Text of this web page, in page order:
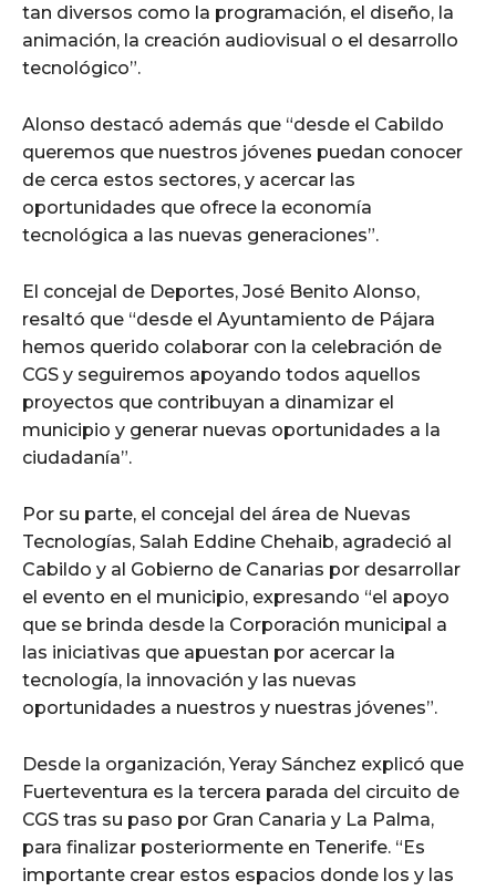
tan diversos como la programación, el diseño, la
animación, la creación audiovisual o el desarrollo
tecnológico”.
Alonso destacó además que “desde el Cabildo
queremos que nuestros jóvenes puedan conocer
de cerca estos sectores, y acercar las
oportunidades que ofrece la economía
tecnológica a las nuevas generaciones”.
El concejal de Deportes, José Benito Alonso,
resaltó que “desde el Ayuntamiento de Pájara
hemos querido colaborar con la celebración de
CGS y seguiremos apoyando todos aquellos
proyectos que contribuyan a dinamizar el
municipio y generar nuevas oportunidades a la
ciudadanía”.
Por su parte, el concejal del área de Nuevas
Tecnologías, Salah Eddine Chehaib, agradeció al
Cabildo y al Gobierno de Canarias por desarrollar
el evento en el municipio, expresando “el apoyo
que se brinda desde la Corporación municipal a
las iniciativas que apuestan por acercar la
tecnología, la innovación y las nuevas
oportunidades a nuestros y nuestras jóvenes”.
Desde la organización, Yeray Sánchez explicó que
Fuerteventura es la tercera parada del circuito de
CGS tras su paso por Gran Canaria y La Palma,
para finalizar posteriormente en Tenerife. “Es
importante crear estos espacios donde los y las